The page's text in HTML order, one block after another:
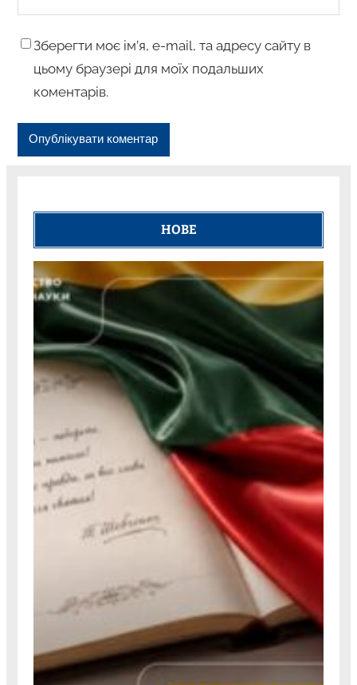
Зберегти моє ім’я, e-mail, та адресу сайту в
цьому браузері для моїх подальших
коментарів.
НОВЕ